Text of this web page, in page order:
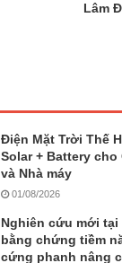
Lâm
Điện Mặt Trời Thế
Solar + Battery
và Nhà máy
01/08/2026
Nghiên cứu mới tại
bằng chứng tiềm
cứng phanh nâng